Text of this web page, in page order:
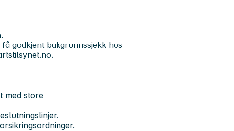
godkjent bakgrunnssjekk hos
med store